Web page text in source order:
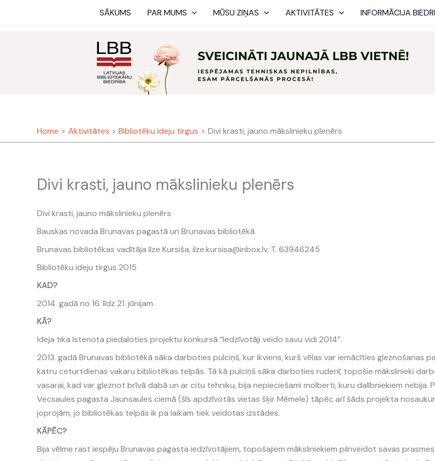
SĀKUMS PAR MUMS MŪSU ZIŅAS AKTIVITĀTES INFORMĀCIJA
Home Aktivitātes Bibliotēku ideju tirgus Divi krasti, jauno mākslinieku plenērs
Divi krasti, jauno mākslinieku plenērs
Divi krasti, jauno mākslinieku plenērs
Bauskas novada Brunavas pagastā un Brunavas bibliotēkā
Brunavas bibliotēkas vadītāja Ilze Kursiša, ilze.kursisa@inbox.lv, T. 63946245
Bibliotēku ideju tirgus 2015
KAD?
2014. gadā no 16. līdz 21. jūnijam.
KĀ?
Ideja tika īstenota piedaloties projektu konkursā “Iedzīvotāji veido savu vidi 2014”.
2013. gadā Brunavas bibliotēkā sāka darboties pulciņš, kur ikviens, kurš vēlas var iemācīties gleznošanas
katru ceturtdienas vakaru bibliotēkas telpās. Tā kā pulciņš sāka darboties rudenī, topošie mākslinieki
vasarai, kad var gleznot brīvā dabā un ar citu tehniku, bija nepieciešami molberti, kuru dalībniekiem nebija.
Vecsaules pagasta Jaunsaules ciemā (šīs apdzīvotās vietas šķir Mēmele) tāpēc arī šāds projekta
joprojām, jo bibliotēkas telpās ik pa laikam tiek veidotas izstādes.
KĀPĒC?
Bija vēlme rast iespēju Brunavas pagasta iedzīvotājiem, topošajiem māksliniekiem pilnveidot savas